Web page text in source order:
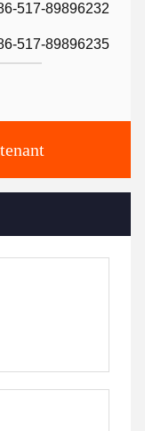
517-89896232
517-89896235